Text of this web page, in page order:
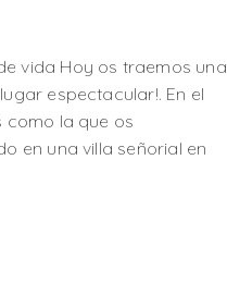
vida Hoy os traemos una
espectacular!. En el
como la que os
en una villa señorial en